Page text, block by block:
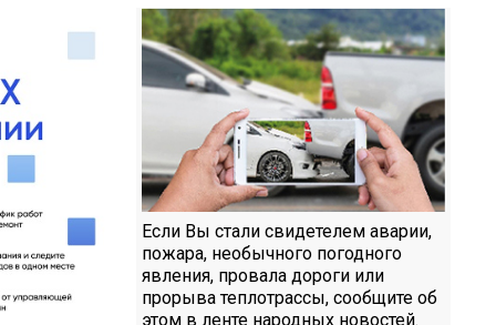
Если Вы стали свидетелем аварии,
пожара, необычного погодного
явления, провала дороги или
прорыва теплотрассы, сообщите об
этом в ленте народных новостей.